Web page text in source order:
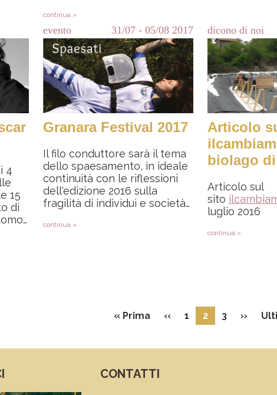
continua »
4
15
di
evento 31/07 - 05/08 2017
Granara Festival 2017
Il filo conduttore sarà il tema
dello spaesamento, in ideale
continuità con le riflessioni
dell'edizione 2016 sulla
fragilità di individui e società…
continua »
dicono di noi
Articolo
biolago
Articolo sul
sito
luglio 2016
continua »
« PrimaPrima pagina
‹‹Pagina precedente
1 2 3 ››
CONTATTI